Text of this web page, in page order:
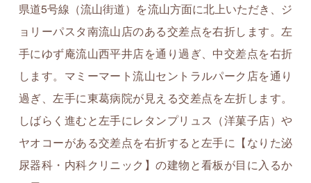
県道5号線（流山街道）を流山方面に北上いただき、ジ
ョリーパスタ南流山店のある交差点を右折します。左
手にゆず庵流山西平井店を通り過ぎ、中交差点を右折
します。マミーマート流山セントラルパーク店を通り
過ぎ、左手に東葛病院が見える交差点を左折します。
しばらく進むと左手にレタンプリュス（洋菓子店）や
ヤオコーがある交差点を右折すると左手に【なりた泌
尿器科・内科クリニック】の建物と看板が目に入るか